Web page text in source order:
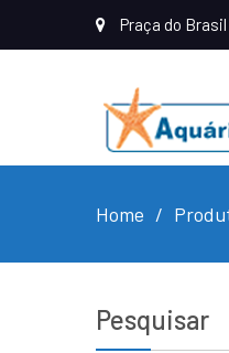
Praça do
Home
Pesquisar